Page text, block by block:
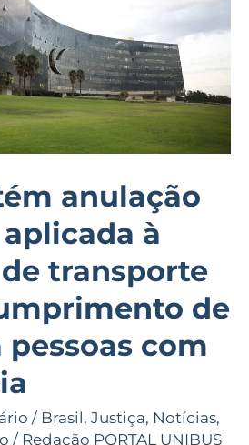
anulação
à
transporte
de
com
/ Brasil, Justiça, Notícias,
/ Redação PORTAL UNIBUS